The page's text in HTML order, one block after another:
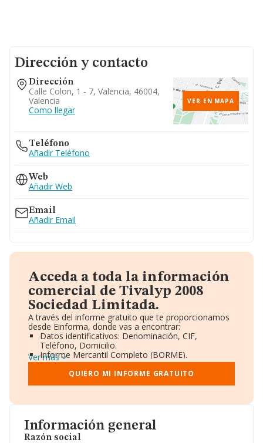
Información general
Razón social
Dirección y contacto
Dirección
Calle Colon, 1 - 7, Valencia, 46004,
Valencia
Como llegar
VER EN MAPA
Teléfono
Añadir Teléfono
Web
Añadir Web
Email
Añadir Email
Acceda a toda la información
comercial de Tivalyp 2008
Sociedad Limitada.
A través del informe gratuito que te proporcionamos
desde Einforma, donde vas a encontrar:
Datos identificativos: Denominación, CIF,
Teléfono, Domicilio.
Informe Mercantil Completo (BORME).
Gráficos de Evolución Ventas y Empleados.
Consejo de Administración y Administradores.
Directivos y Ejecutivos.
Información oficial y registral complementaria.
Ver más
QUIERO MI INFORME GRATUITO